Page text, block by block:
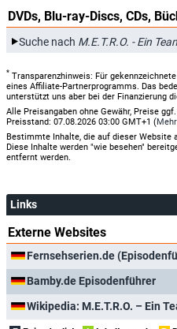
DVDs, Blu-ray-Discs, CDs,
Suche nach M.E.T.R.O. - Ein
* Transparenzhinweis: Für
eines Affiliate-Partnerprogramms. Das
unterstützt uns aber bei der Finanzierung
Alle Preisangaben ohne Gewähr, Preise
Preisstand: 07.08.2026 03:00 GMT+1 (
Bestimmte Inhalte, die auf dieser Website
Diese Inhalte werden "wie besehen"
entfernt werden.
Links
Externe Websites
Fernsehserien.de
Bamby.de Episodenführer
Wikipedia: M.E.T.R.O. – Ein